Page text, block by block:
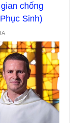
chống
Sinh)